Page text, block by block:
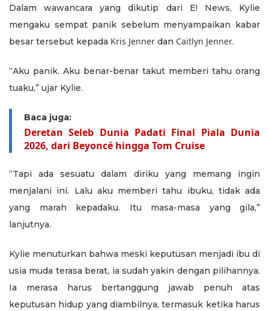
Dalam wawancara yang dikutip dari E! News, Kylie
mengaku sempat panik sebelum menyampaikan kabar
besar tersebut kepada Kris Jenner dan Caitlyn Jenner.
“Aku panik. Aku benar-benar takut memberi tahu orang
tuaku,” ujar Kylie.
Baca juga:
Deretan Seleb Dunia Padati Final Piala Dunia
2026, dari Beyoncé hingga Tom Cruise
“Tapi ada sesuatu dalam diriku yang memang ingin
menjalani ini. Lalu aku memberi tahu ibuku, tidak ada
yang marah kepadaku. Itu masa-masa yang gila,”
lanjutnya.
Kylie menuturkan bahwa meski keputusan menjadi ibu di
usia muda terasa berat, ia sudah yakin dengan pilihannya.
Ia merasa harus bertanggung jawab penuh atas
keputusan hidup yang diambilnya, termasuk ketika harus